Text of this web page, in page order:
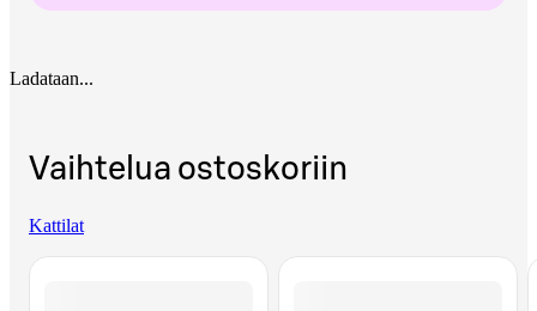
Ladataan...
Vaihtelua ostoskoriin
Kattilat
Ohita listaus